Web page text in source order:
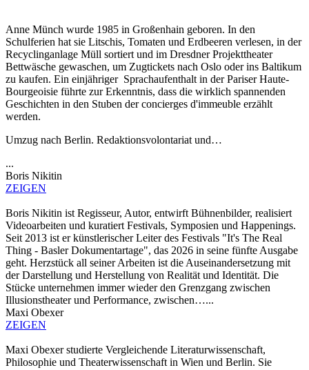
Anne Münch wurde 1985 in Großenhain geboren. In den
Schulferien hat sie Litschis, Tomaten und Erdbeeren verlesen, in der
Recyclinganlage Müll sortiert und im Dresdner Projekttheater
Bettwäsche gewaschen, um Zugtickets nach Oslo oder ins Baltikum
zu kaufen. Ein einjähriger Sprachaufenthalt in der Pariser Haute-
Bourgeoisie führte zur Erkenntnis, dass die wirklich spannenden
Geschichten in den Stuben der concierges d'immeuble erzählt
werden.
Umzug nach Berlin. Redaktionsvolontariat und…
...
Boris Nikitin
ZEIGEN
Boris Nikitin ist Regisseur, Autor, entwirft Bühnenbilder, realisiert
Videoarbeiten und kuratiert Festivals, Symposien und Happenings.
Seit 2013 ist er künstlerischer Leiter des Festivals "It's The Real
Thing - Basler Dokumentartage", das 2026 in seine fünfte Ausgabe
geht. Herzstück all seiner Arbeiten ist die Auseinandersetzung mit
der Darstellung und Herstellung von Realität und Identität. Die
Stücke unternehmen immer wieder den Grenzgang zwischen
Illusionstheater und Performance, zwischen…...
Maxi Obexer
ZEIGEN
Maxi Obexer studierte Vergleichende Literaturwissenschaft,
Philosophie und Theaterwissenschaft in Wien und Berlin. Sie